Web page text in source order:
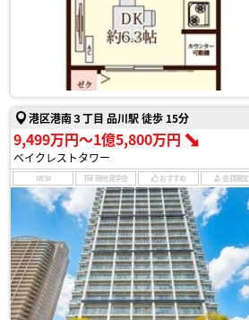
港区港南３丁目 品川駅 徒歩 15分
9,499万円〜1億5,800万円
ベイクレストタワー
NEW 現地見学会 おすすめ 会員限定